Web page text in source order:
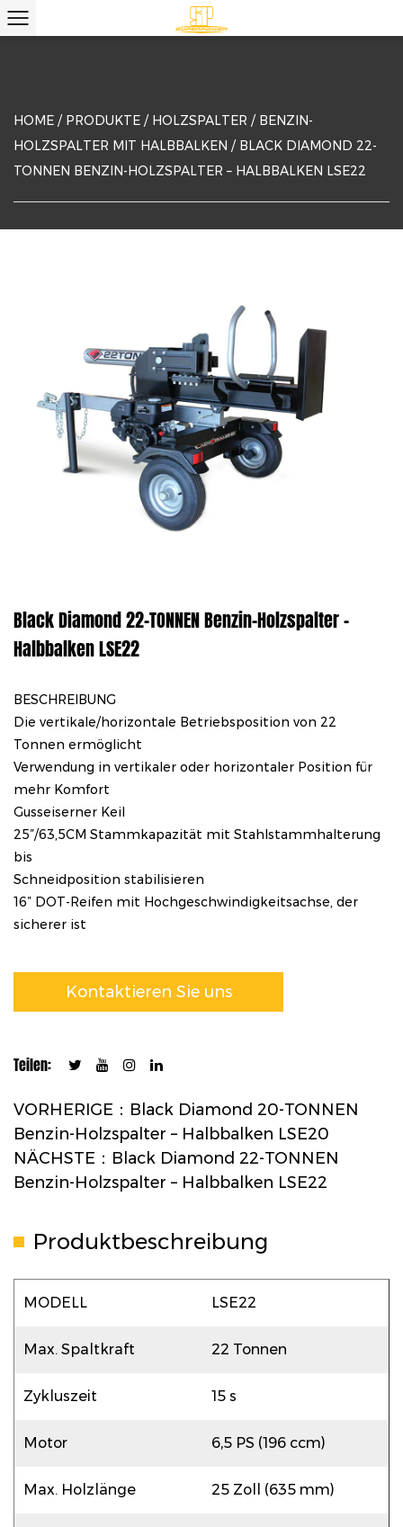
HOME / PRODUKTE / HOLZSPALTER / BENZIN-
HOLZSPALTER MIT HALBBALKEN / BLACK DIAMOND 22-
TONNEN BENZIN-HOLZSPALTER – HALBBALKEN LSE22
Black Diamond 22-TONNEN Benzin-Holzspalter –
Halbbalken LSE22
BESCHREIBUNG
Die vertikale/horizontale Betriebsposition von 22
Tonnen ermöglicht
Verwendung in vertikaler oder horizontaler Position für
mehr Komfort
Gusseiserner Keil
25”/63,5CM Stammkapazität mit Stahlstammhalterung
bis
Schneidposition stabilisieren
16” DOT-Reifen mit Hochgeschwindigkeitsachse, der
sicherer ist
Kontaktieren Sie uns
Teilen:
VORHERIGE：Black Diamond 20-TONNEN
Benzin-Holzspalter – Halbbalken LSE20
NÄCHSTE：Black Diamond 22-TONNEN
Benzin-Holzspalter – Halbbalken LSE22
Produktbeschreibung
MODELL LSE22
Max. Spaltkraft 22 Tonnen
Zykluszeit 15 s
Motor 6,5 PS (196 ccm)
Max. Holzlänge 25 Zoll (635 mm)